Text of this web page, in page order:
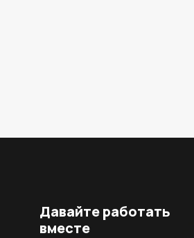
Давайте работать
вместе